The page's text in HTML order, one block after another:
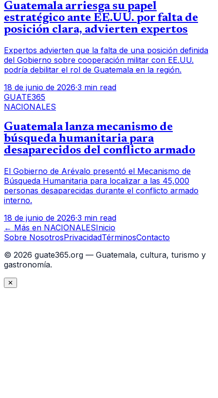
Guatemala arriesga su papel
estratégico ante EE.UU. por falta de
posición clara, advierten expertos
Expertos advierten que la falta de una posición definida
del Gobierno sobre cooperación militar con EE.UU.
podría debilitar el rol de Guatemala en la región.
18 de junio de 2026·3 min read
GUATE365
NACIONALES
Guatemala lanza mecanismo de
búsqueda humanitaria para
desaparecidos del conflicto armado
El Gobierno de Arévalo presentó el Mecanismo de
Búsqueda Humanitaria para localizar a las 45,000
personas desaparecidas durante el conflicto armado
interno.
18 de junio de 2026·3 min read
← Más en NACIONALESInicio
Sobre NosotrosPrivacidadTérminosContacto
© 2026 guate365.org — Guatemala, cultura, turismo y
gastronomía.
✕